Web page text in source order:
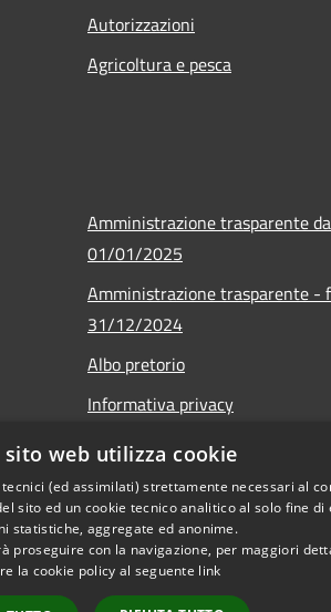
Autorizzazioni
Agricoltura e pesca
Amministrazione trasparente
01/01/2025
Amministrazione trasparente -
31/12/2024
Albo pretorio
Informativa privacy
Note legali
Dichiarazione di accessibilità
Piano di miglioramento del sito
sito web utilizza cookie
(ed assimilati) strettamente necessari al
sito ed un cookie tecnico analitico al solo fine di
statistiche, aggregate ed anonime.
proseguire con la navigazione, per maggiori
la cookie policy al seguente link